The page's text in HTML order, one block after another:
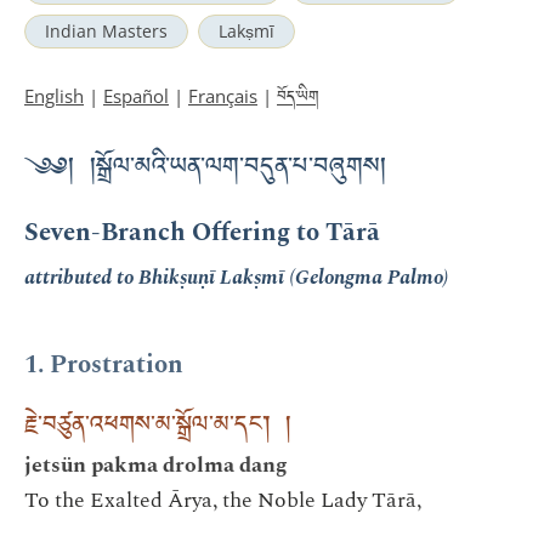
Indian Masters
Lakṣmī
English | Español | Français | བོད་ཡིག
༄༅། །སྒྲོལ་མའི་ཡན་ལག་བདུན་པ་བཞུགས།
Seven-Branch Offering to Tārā
attributed to Bhikṣuṇī Lakṣmī (Gelongma Palmo)
1. Prostration
རྗེ་བཙུན་འཕགས་མ་སྒྲོལ་མ་དང༌། །
jetsün pakma drolma dang
To the Exalted Ārya, the Noble Lady Tārā,